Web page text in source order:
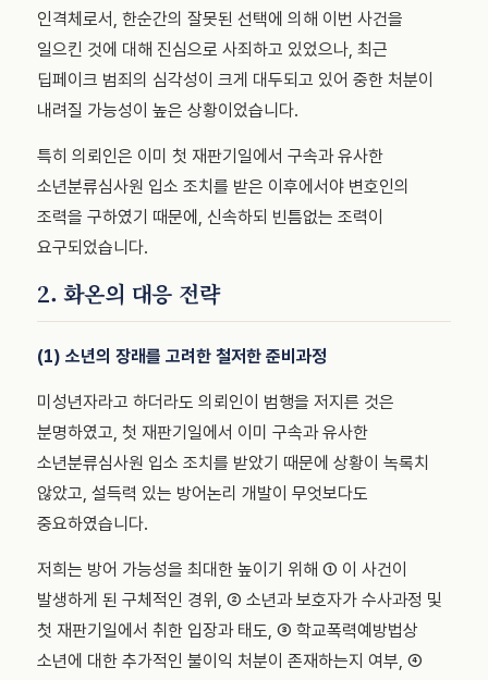
인격체로서, 한순간의 잘못된 선택에 의해 이번 사건을
일으킨 것에 대해 진심으로 사죄하고 있었으나, 최근
딥페이크 범죄의 심각성이 크게 대두되고 있어 중한 처분이
내려질 가능성이 높은 상황이었습니다.
특히 의뢰인은 이미 첫 재판기일에서 구속과 유사한
소년분류심사원 입소 조치를 받은 이후에서야 변호인의
조력을 구하였기 때문에, 신속하되 빈틈없는 조력이
요구되었습니다.
2. 화온의 대응 전략
(1) 소년의 장래를 고려한 철저한 준비과정
미성년자라고 하더라도 의뢰인이 범행을 저지른 것은
분명하였고, 첫 재판기일에서 이미 구속과 유사한
소년분류심사원 입소 조치를 받았기 때문에 상황이 녹록치
않았고, 설득력 있는 방어논리 개발이 무엇보다도
중요하였습니다.
저희는 방어 가능성을 최대한 높이기 위해 ① 이 사건이
발생하게 된 구체적인 경위, ② 소년과 보호자가 수사과정 및
첫 재판기일에서 취한 입장과 태도, ③ 학교폭력예방법상
소년에 대한 추가적인 불이익 처분이 존재하는지 여부, ④